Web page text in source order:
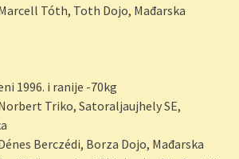
Tóth, Toth Dojo, Mađarska
1996. i ranije -70kg
Triko, Satoraljaujhely SE,
Berczédi, Borza Dojo, Mađarska